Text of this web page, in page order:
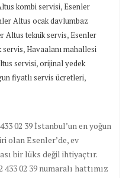
kombi servisi,Esenler
Altus ocak davlumbaz
Altus teknik servis,Esenler
servis,Havaalanı mahallesi
servisi,orijinal yedek
fiyatlı servis ücretleri,
02 39 İstanbul’un en yoğun
olan Esenler’de, ev
bir lüks değil ihtiyaçtır.
02 39 numaralı hattımız